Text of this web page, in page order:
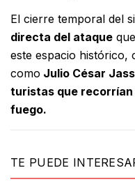
El cierre temporal del
directa del ataque
este espacio histórico,
como Julio César
turistas que recorrían
fuego.
TE PUEDE